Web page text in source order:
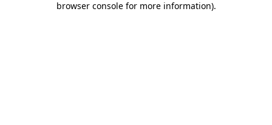
browser console for more information).